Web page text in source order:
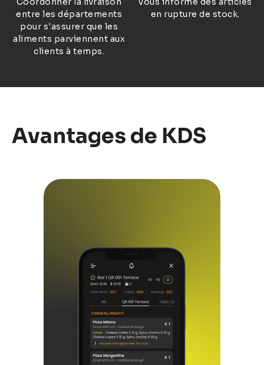
entre les départements
pour s'assurer que les
aliments parviennent aux
clients à temps.
en rupture de stock.
Avantages de KDS